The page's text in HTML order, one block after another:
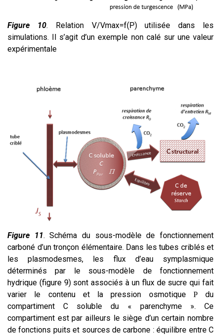
Figure 10. Relation V/Vmax=f(P) utilisée dans les
simulations. Il s’agit d’un exemple non calé sur une valeur
expérimentale
Figure 11. Schéma du sous-modèle de fonctionnement
carboné d’un tronçon élémentaire. Dans les tubes criblés et
les plasmodesmes, les flux d’eau symplasmique
déterminés par le sous-modèle de fonctionnement
hydrique (figure 9) sont associés à un flux de sucre qui fait
varier le contenu et la pression osmotique Pdu
compartiment C soluble du « parenchyme ». Ce
compartiment est par ailleurs le siège d’un certain nombre
de fonctions puits et sources de carbone : équilibre entre C